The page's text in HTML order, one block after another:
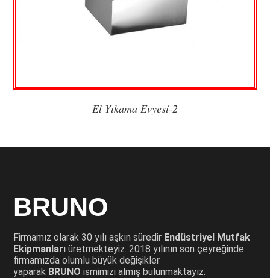
El Yıkama Evyesi-2
BRUNO
Firmamız olarak 30 yılı aşkın süredir Endüstriyel Mutfak
Ekipmanları üretmekteyiz. 2018 yılının son çeyreğinde
firmamızda olumlu büyük değişikler
yaparak BRUNOismimizi almış bulunmaktayız.